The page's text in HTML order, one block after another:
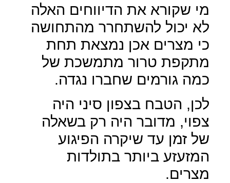
מי שקורא את הדיווחים האלה
לא יכול להשתחרר מהתחושה
כי מצרים אכן נמצאת תחת
מתקפת טרור מתמשכת של
כמה גורמים שחברו נגדה.
לכן, הטבח בצפון סיני היה
צפוי, מדובר היה רק בשאלה
של זמן עד שיקרה הפיגוע
המזעזע ביותר בתולדות
מצרים.